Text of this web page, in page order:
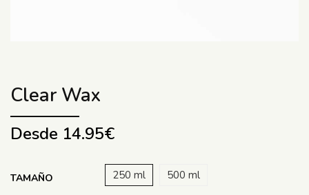
Clear Wax
Desde 14.95€
TAMAÑO 250 ml 500 ml